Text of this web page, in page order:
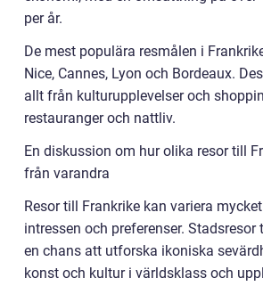
per år.
De mest populära resmålen i
Nice, Cannes, Lyon och Bordeaux.
allt från kulturupplevelser och
restauranger och nattliv.
En diskussion om hur olika resor till
från varandra
Resor till Frankrike kan variera
intressen och preferenser. Stadsresor
en chans att utforska ikoniska
konst och kultur i världsklass och